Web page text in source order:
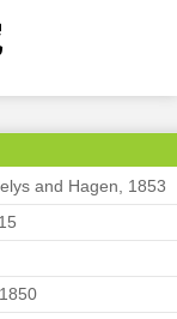
and Hagen, 1853